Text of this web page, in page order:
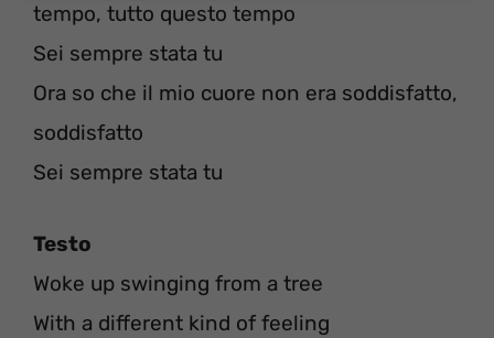
tempo, tutto questo tempo
Sei sempre stata tu
Ora so che il mio cuore non era soddisfatto,
soddisfatto
Sei sempre stata tu
Testo
Woke up swinging from a tree
With a different kind of feeling